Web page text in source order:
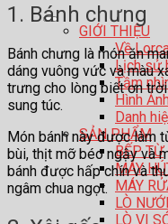
GIỚI THIỆU
Về
Lịch sử
Tầm
Hình
Danh
SẢN PHẨM
BẾP TỪ
MÁY
MÁY
LÒ
LÒ VI
1. Bánh chưng
Bánh chưng là món ăn
dáng vuông vức và màu
trưng cho lòng biết ơn
sung túc.
Món bánh này được làm
bùi, thịt mỡ béo ngậy và
bánh được hấp chín và
ngâm chua ngọt.